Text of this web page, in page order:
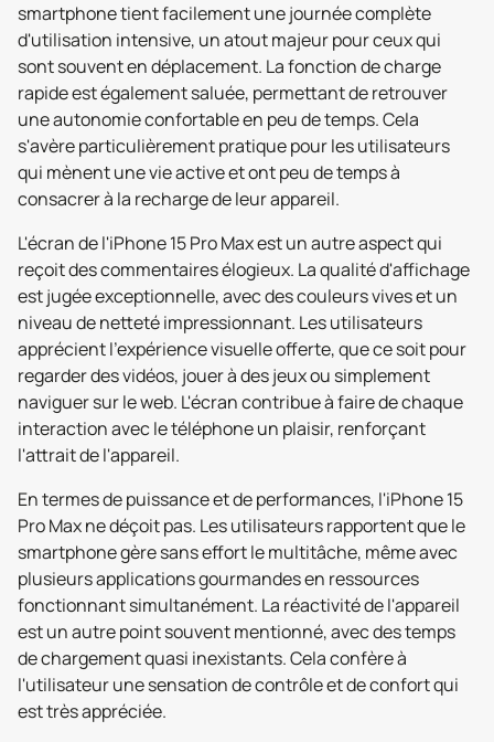
smartphone tient facilement une journée complète
d'utilisation intensive, un atout majeur pour ceux qui
sont souvent en déplacement. La fonction de charge
rapide est également saluée, permettant de retrouver
une autonomie confortable en peu de temps. Cela
s'avère particulièrement pratique pour les utilisateurs
qui mènent une vie active et ont peu de temps à
consacrer à la recharge de leur appareil.
L'écran de l'iPhone 15 Pro Max est un autre aspect qui
reçoit des commentaires élogieux. La qualité d'affichage
est jugée exceptionnelle, avec des couleurs vives et un
niveau de netteté impressionnant. Les utilisateurs
apprécient l'expérience visuelle offerte, que ce soit pour
regarder des vidéos, jouer à des jeux ou simplement
naviguer sur le web. L'écran contribue à faire de chaque
interaction avec le téléphone un plaisir, renforçant
l'attrait de l'appareil.
En termes de puissance et de performances, l'iPhone 15
Pro Max ne déçoit pas. Les utilisateurs rapportent que le
smartphone gère sans effort le multitâche, même avec
plusieurs applications gourmandes en ressources
fonctionnant simultanément. La réactivité de l'appareil
est un autre point souvent mentionné, avec des temps
de chargement quasi inexistants. Cela confère à
l'utilisateur une sensation de contrôle et de confort qui
est très appréciée.